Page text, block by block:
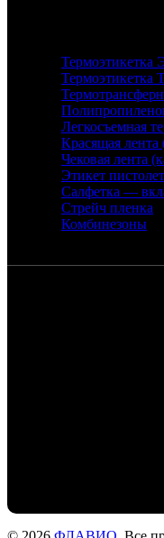
Термоэтикетка
Термоэтикетка
Легкосъемная
Красящая
Чековая лента
Этикет
Салфетка —
Стрейч пленка
Комбинезоны